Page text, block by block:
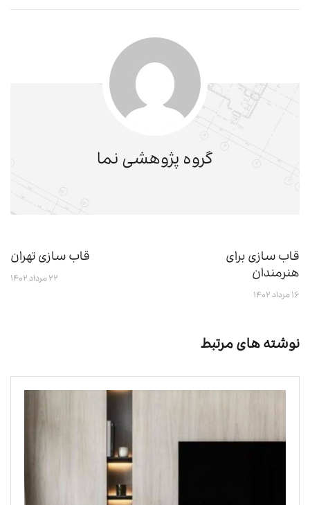
گروه پژوهشی نما
قاب سازی برای
هنرمندان
۱۶ مرداد ۱۴۰۲
قاب سازی تهران
۲۲ مرداد ۱۴۰۲
نوشته های مرتبط